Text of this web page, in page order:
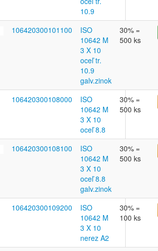
10.9
106420300101100
ISO
10642 M
3 X 10
oceľ tr.
10.9
galv.zinok
30% =
500 ks
106420300108000
ISO
10642 M
3 X 10
oceľ 8.8
30% =
500 ks
106420300108100
ISO
10642 M
3 X 10
oceľ 8.8
galv.zinok
30% =
500 ks
106420300109200
ISO
10642 M
3 X 10
nerez A2
30% =
100 ks